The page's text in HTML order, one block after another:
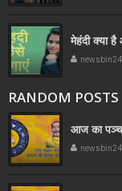
मेहंदी क्या
newsbin24
RANDOM POSTS
आज का
newsbin24